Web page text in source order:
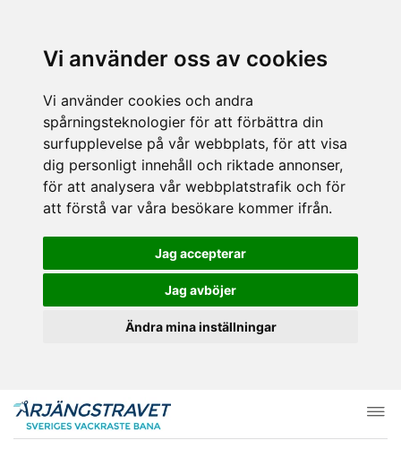
Vi använder oss av cookies
Vi använder cookies och andra
spårningsteknologier för att förbättra din
surfupplevelse på vår webbplats, för att visa
dig personligt innehåll och riktade annonser,
för att analysera vår webbplatstrafik och för
att förstå var våra besökare kommer ifrån.
Jag accepterar
Jag avböjer
Ändra mina inställningar